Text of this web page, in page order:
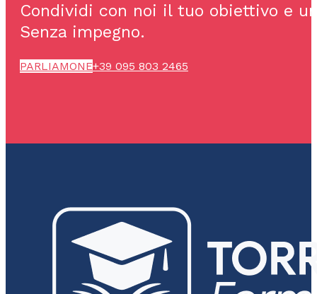
Condividi con noi il tuo obiettivo e
Senza impegno.
PARLIAMONE+39 095 803 2465